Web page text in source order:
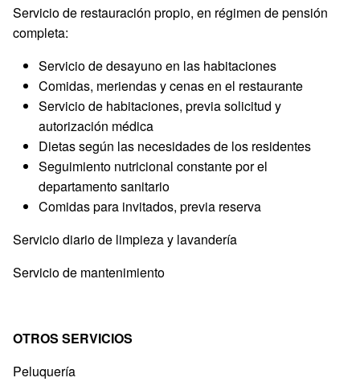
Servicio de restauración propio, en régimen de pensión
completa:
Servicio de desayuno en las habitaciones
Comidas, meriendas y cenas en el restaurante
Servicio de habitaciones, previa solicitud y
autorización médica
Dietas según las necesidades de los residentes
Seguimiento nutricional constante por el
departamento sanitario
Comidas para invitados, previa reserva
Servicio diario de limpieza y lavandería
Servicio de mantenimiento
OTROS SERVICIOS
Peluquería